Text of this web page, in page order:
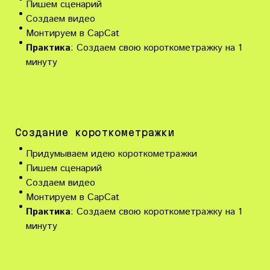
Пишем сценарий
Создаем видео
Монтируем в CapCat
Практика: Создаем свою короткометражку на 1
минуту
Создание короткометражки
Придумываем идею короткометражки
Пишем сценарий
Создаем видео
Монтируем в CapCat
Практика: Создаем свою короткометражку на 1
минуту